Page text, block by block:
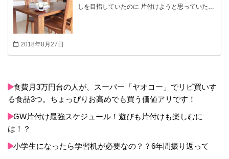
しを目指していたのに 片付けようと思っていたの
てみました。
2018年8月27日
食費月3万円台の人が、スーパー「ヤオコー」でリピ買いす
る食品3つ。ちょっぴりお高めでも買う価値アリです！
GW片付け最強スケジュール！遊びも片付けも楽しむに
は！？
小学生になったら学習机が必要なの？？6年間振り返って